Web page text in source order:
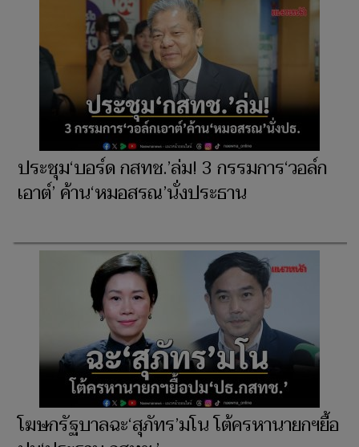
ประชุม‘บอร์ด กสทช.’ล่ม! 3 กรรมการ‘วอล์ก
เอาต์’ ค้าน‘หมอสรณ’นั่งประธาน
โฆษกรัฐบาลฉะ‘สุภัทร’มโน โต้ครหานายกฯยื้อ